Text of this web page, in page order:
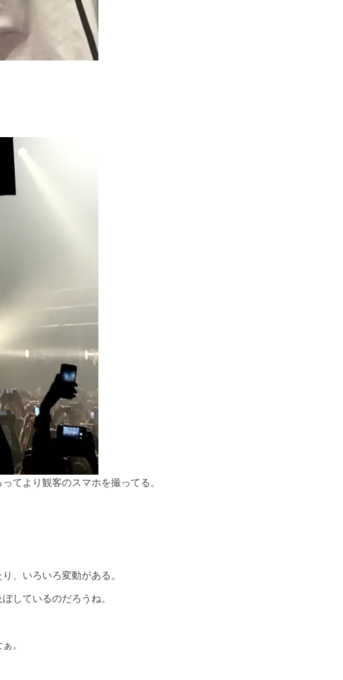
てより観客のスマホを撮ってる。
、いろいろ変動がある。
しているのだろうね。
。